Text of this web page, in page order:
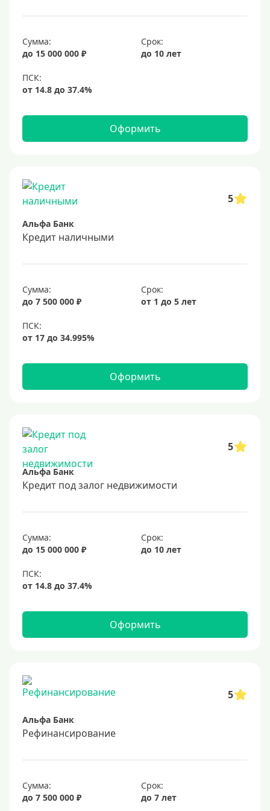
25 лет
30 лет
Месяц
2 месяца
3 месяца
6 месяцев
Ставка
4%
6%
7%
8%
9%
11%
12%
14%
15%
16%
17%
20%
Сумма
1000000 руб
1200000 руб
1300000 руб
1500000 руб
1600000 руб
2 миллиона
Сумма:
до 15 000 000 ₽
Срок:
до 10 лет
Оформить
5
Альфа Банк
Кредит наличными
Сумма:
до 7 500 000 ₽
Срок:
от 1 до 5 лет
Оформить
5
Альфа Банк
Кредит под залог недвижимости
Сумма:
до 15 000 000 ₽
Срок:
до 10 лет
Оформить
5
Альфа Банк
Рефинансирование
Сумма:
до 7 500 000 ₽
Срок:
до 7 лет